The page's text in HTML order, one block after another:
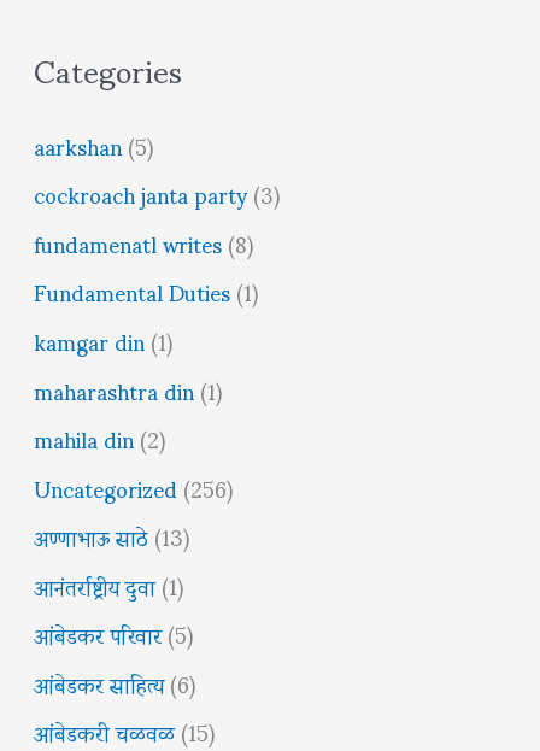
Categories
aarkshan(5)
cockroach janta party(3)
fundamenatl writes(8)
Fundamental Duties(1)
kamgar din(1)
maharashtra din(1)
mahila din(2)
Uncategorized(256)
अण्णाभाऊ साठे(13)
आनंतर्राष्ट्रीय दुवा(1)
आंबेडकर परिवार(5)
आंबेडकर साहित्य(6)
आंबेडकरी चळवळ(15)